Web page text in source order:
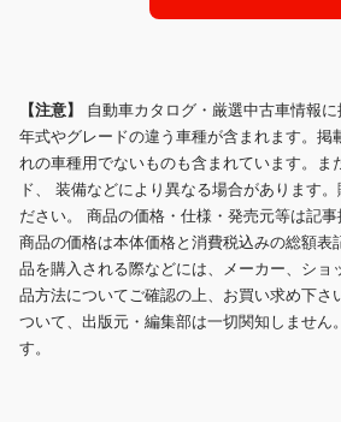
【注意】 自動車カタログ・厳選中古車情報に
年式やグレードの違う車種が含まれます。掲
れの車種用でないものも含まれています。ま
ド、 装備などにより異なる場合があります
ださい。 商品の価格・仕様・発売元等は記事
商品の価格は本体価格と消費税込みの総額表
品を購入される際などには、メーカー、ショ
品方法についてご確認の上、お買い求め下さ
ついて、出版元・編集部は一切関知しません
す。